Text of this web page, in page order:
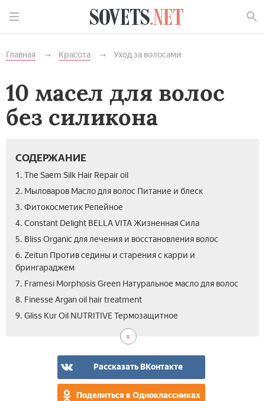
Главная Красота Уход за волосами
10 масел для волос
без силикона
СОДЕРЖАНИЕ
1. The Saem Silk Hair Repair oil
2. Мыловаров Масло для волос Питание и блеск
3. Фитокосметик Репейное
4. Constant Delight BELLA VITA Жизненная Сила
5. Bliss Organic для лечения и восстановления волос
6. Zeitun Против седины и старения с карри и
брингараджем
7. Framesi Morphosis Green Натуральное масло для волос
8. Finesse Argan oil hair treatment
9. Gliss Kur Oil NUTRITIVE Термозащитное
Рассказать ВКонтакте
Поделиться в Одноклассниках